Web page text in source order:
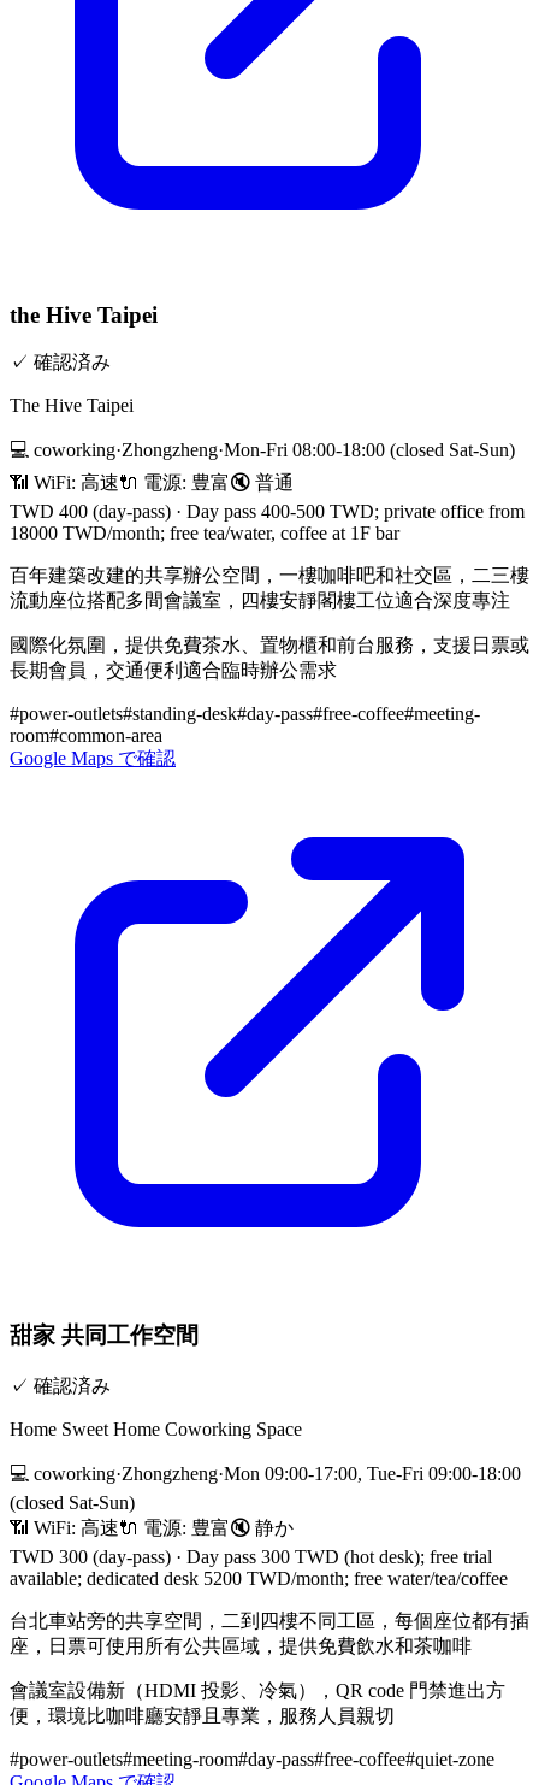
the Hive Taipei
✓ 確認済み
The Hive Taipei
💻 coworking·Zhongzheng·Mon-Fri 08:00-18:00 (closed Sat-Sun)
📶 WiFi: 高速🔌 電源: 豊富🔇 普通
TWD 400 (day-pass) · Day pass 400-500 TWD; private office from
18000 TWD/month; free tea/water, coffee at 1F bar
百年建築改建的共享辦公空間，一樓咖啡吧和社交區，二三樓
流動座位搭配多間會議室，四樓安靜閣樓工位適合深度專注
國際化氛圍，提供免費茶水、置物櫃和前台服務，支援日票或
長期會員，交通便利適合臨時辦公需求
#power-outlets#standing-desk#day-pass#free-coffee#meeting-
room#common-area
Google Maps で確認
甜家 共同工作空間
✓ 確認済み
Home Sweet Home Coworking Space
💻 coworking·Zhongzheng·Mon 09:00-17:00, Tue-Fri 09:00-18:00
(closed Sat-Sun)
📶 WiFi: 高速🔌 電源: 豊富🔇 静か
TWD 300 (day-pass) · Day pass 300 TWD (hot desk); free trial
available; dedicated desk 5200 TWD/month; free water/tea/coffee
台北車站旁的共享空間，二到四樓不同工區，每個座位都有插
座，日票可使用所有公共區域，提供免費飲水和茶咖啡
會議室設備新（HDMI 投影、冷氣），QR code 門禁進出方
便，環境比咖啡廳安靜且專業，服務人員親切
#power-outlets#meeting-room#day-pass#free-coffee#quiet-zone